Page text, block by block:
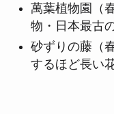
萬葉植物園（
物・日本最古
砂ずりの藤（
するほど長い